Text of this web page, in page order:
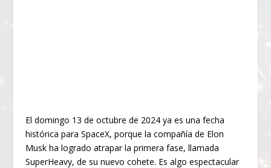
El domingo 13 de octubre de 2024 ya es una fecha
histórica para SpaceX, porque la compañía de Elon
Musk ha logrado atrapar la primera fase, llamada
SuperHeavy, de su nuevo cohete. Es algo espectacular